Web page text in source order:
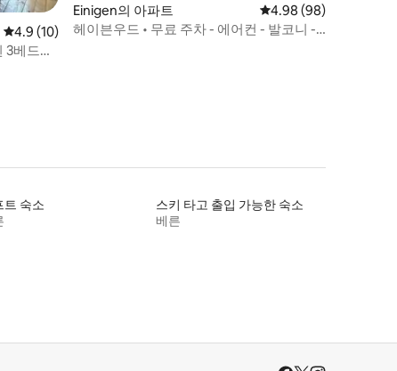
평점 4.9점(5점 만점), 후기 10개
4.9 (10)
베드룸
Einigen의 아파트 평점 4.98점(5점 만점),
4.98 (98)
헤이븐우드 • 무료 주차 - 에어컨 - 발코니 -
트 숙소
스키 타고 출입 가능한 숙소
베른